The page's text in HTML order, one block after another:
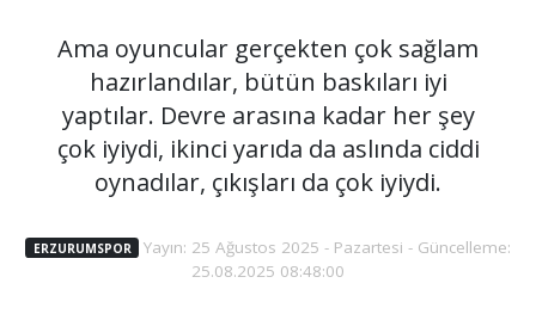
Ama oyuncular gerçekten çok sağlam
hazırlandılar, bütün baskıları iyi
yaptılar. Devre arasına kadar her şey
çok iyiydi, ikinci yarıda da aslında ciddi
oynadılar, çıkışları da çok iyiydi.
ERZURUMSPOR
Yayın: 25 Ağustos 2025 - Pazartesi - Güncelleme:
25.08.2025 08:48:00